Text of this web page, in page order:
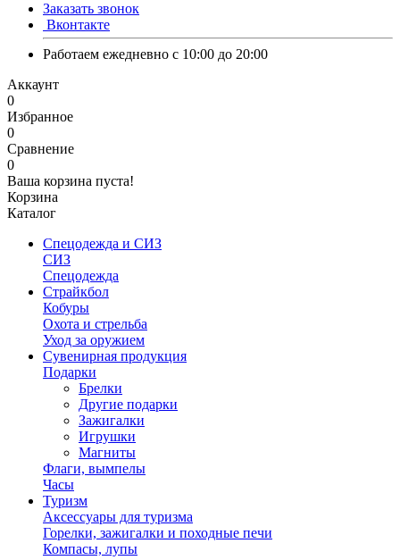
Заказать звонок
Вконтакте
Работаем ежедневно с 10:00 до 20:00
Аккаунт
0
Избранное
0
Сравнение
0
Ваша корзина пуста!
Корзина
Каталог
Спецодежда и СИЗ
СИЗ
Спецодежда
Страйкбол
Кобуры
Охота и стрельба
Уход за оружием
Сувенирная продукция
Подарки
Брелки
Другие подарки
Зажигалки
Игрушки
Магниты
Флаги, вымпелы
Часы
Туризм
Аксессуары для туризма
Горелки, зажигалки и походные печи
Компасы, лупы